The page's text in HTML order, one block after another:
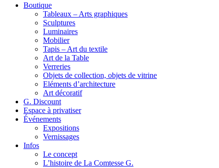
Boutique
Tableaux – Arts graphiques
Sculptures
Luminaires
Mobilier
Tapis – Art du textile
Art de la Table
Verreries
Objets de collection, objets de vitrine
Eléments d’architecture
Art décoratif
G. Discount
Espace à privatiser
Événements
Expositions
Vernissages
Infos
Le concept
L’histoire de La Comtesse G.